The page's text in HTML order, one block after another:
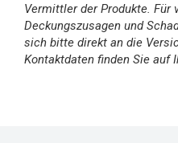
Vermittler der Produkte. Für
Deckungszusagen und
sich bitte direkt an die
Kontaktdaten finden Sie auf